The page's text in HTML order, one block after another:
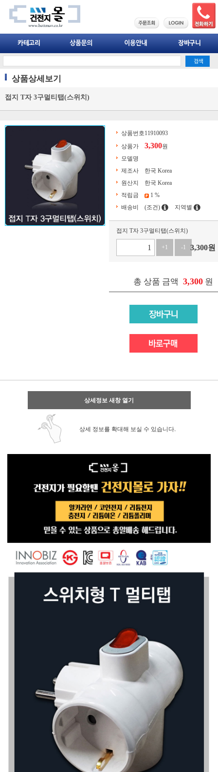
상품상세보기
접지 T자 3구멀티탭(스위치)
상품번호11910093
상품가
3,300원
모델명
제조사
한국 Korea
원산지
한국 Korea
적립금
1 %
배송비
(조건) 지역별
접지 T자 3구멀티탭(스위치)
+1 -1 3,300원
총 상품 금액 3,300 원
상세정보 새창 열기
상세 정보를 확대해 보실 수 있습니다.